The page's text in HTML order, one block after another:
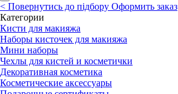
< Повернутись до підбору Оформить заказ
Категории
Кисти для макияжа
Наборы кисточек для макияжа
Мини наборы
Чехлы для кистей и косметички
Декоративная косметика
Косметические аксессуары